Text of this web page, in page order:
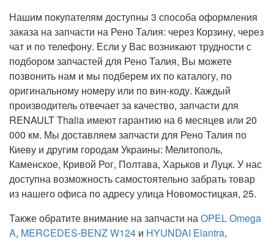
Нашим покупателям доступны 3 способа оформления
заказа на запчасти на Рено Талия: через Корзину, через
чат и по телефону. Если у Вас возникают трудности с
подбором запчастей для Рено Талия, Вы можете
позвонить нам и мы подберем их по каталогу, по
оригинальному номеру или по вин-коду. Каждый
производитель отвечает за качество, запчасти для
RENAULT Thalia имеют гарантию на 6 месяцев или 20
000 км. Мы доставляем запчасти для Рено Талия по
Киеву и другим городам Украины: Мелитополь,
Каменское, Кривой Рог, Полтава, Харьков и Луцк. У нас
доступна возможность самостоятельно забрать товар
из нашего офиса по адресу улица Новомостицкая, 25.
Также обратите внимание на запчасти наOPEL Omega
A, MERCEDES-BENZ W124 и HYUNDAI Elantra,